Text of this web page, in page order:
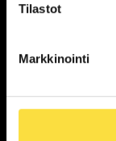
Tilastot
Markkinointi